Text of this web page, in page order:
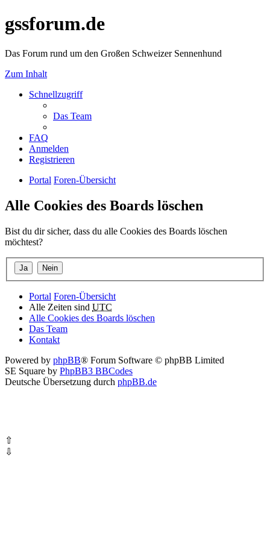
gssforum.de
Das Forum rund um den Großen Schweizer Sennenhund
Zum Inhalt
Schnellzugriff
Das Team
FAQ
Anmelden
Registrieren
Portal Foren-Übersicht
Alle Cookies des Boards löschen
Bist du dir sicher, dass du alle Cookies des Boards löschen
möchtest?
Portal Foren-Übersicht
Alle Zeiten sind UTC
Alle Cookies des Boards löschen
Das Team
Kontakt
Powered by phpBB® Forum Software © phpBB Limited
SE Square by PhpBB3 BBCodes
Deutsche Übersetzung durch phpBB.de
⇧
⇩